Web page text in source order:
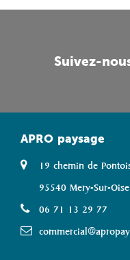
Suivez-
APRO paysage
19 chemin de
95540 Mery-Sur-Oise
06 71 13 29 77